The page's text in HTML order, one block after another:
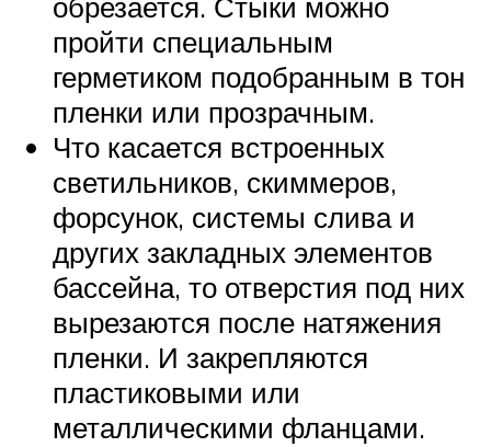
обрезается. Стыки можно
пройти специальным
герметиком подобранным в тон
пленки или прозрачным.
Что касается встроенных
светильников, скиммеров,
форсунок, системы слива и
других закладных элементов
бассейна, то отверстия под них
вырезаются после натяжения
пленки. И закрепляются
пластиковыми или
металлическими фланцами.